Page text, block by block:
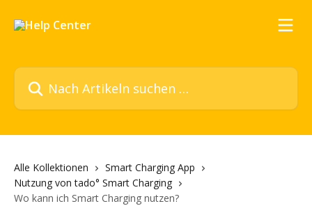
Nach Artikeln suchen …
Alle Kollektionen
Smart Charging App
Nutzung von tado° Smart Charging
Wo kann ich Smart Charging nutzen?